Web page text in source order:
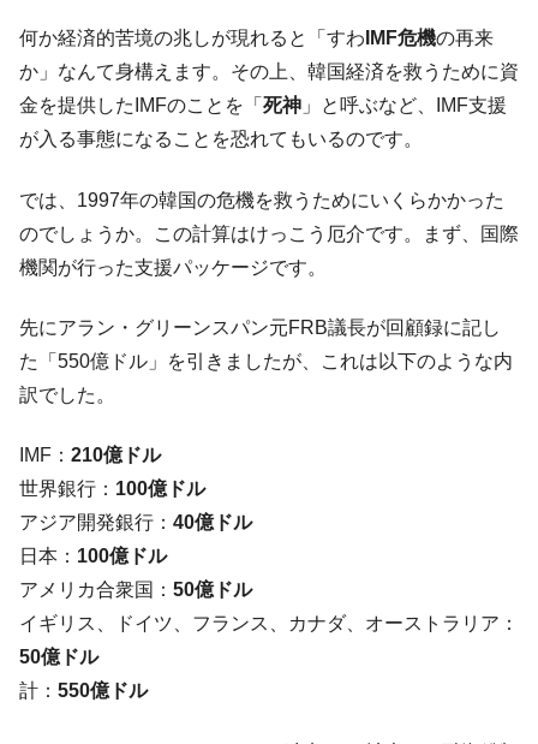
い「50.5％」に上昇
『Money1』
韓国大統領府ボンクラ政策室長が告発され
た ⇒ 国家が行った恐るべき株価操作であり、空前の国政壟
断
『Money1』
中国だけが鉄鋼輸出を異常増加させる ⇒ 中
種は全般的「不調」⇒ PSIが示す現況は決して良くない。
『Money1』
【米韓激突案件】韓国消費者院が『クーパ
ン』1人当たり賠償10万ウォンを認定 ⇒ 総額3兆7,000億
『Money1』
韓国型イージス搭載の次世代駆逐艦
「KDDX」1番艦、2032年竣工と公示
『Money1』
【対日本円】ウォン安が急進！ 日米の協調
に韓国がいっちょがみしたのでは。
『Money1』
韓国政府『BYD』車への補助金を全廃 ⇒ 実
は韓国で『BYD』車は売れている。6カ月で対前年同期比
1.9倍！
『Money1』
何か経済的苦境の兆しが現れると「すわ IMF危機の再来
か」なんて身構えます。その上、韓国経済を救うために資
金を提供したIMFのことを「 死神 」と呼ぶなど、IMF支援
が入る事態になることを恐れてもいるのです。
では、1997年の韓国の危機を救うためにいくらかかった
のでしょうか。この計算はけっこう厄介です。まず、国際
機関が行った支援パッケージです。
先にアラン・グリーンスパン元FRB議長が回顧録に記し
た「550億ドル」を引きましたが、これは以下のような内
訳でした。
IMF： 210億ドル
世界銀行： 100億ドル
アジア開発銀行： 40億ドル
日本： 100億ドル
アメリカ合衆国： 50億ドル
イギリス、ドイツ、フランス、カナダ、オーストラリア：
50億ドル
計： 550億ドル